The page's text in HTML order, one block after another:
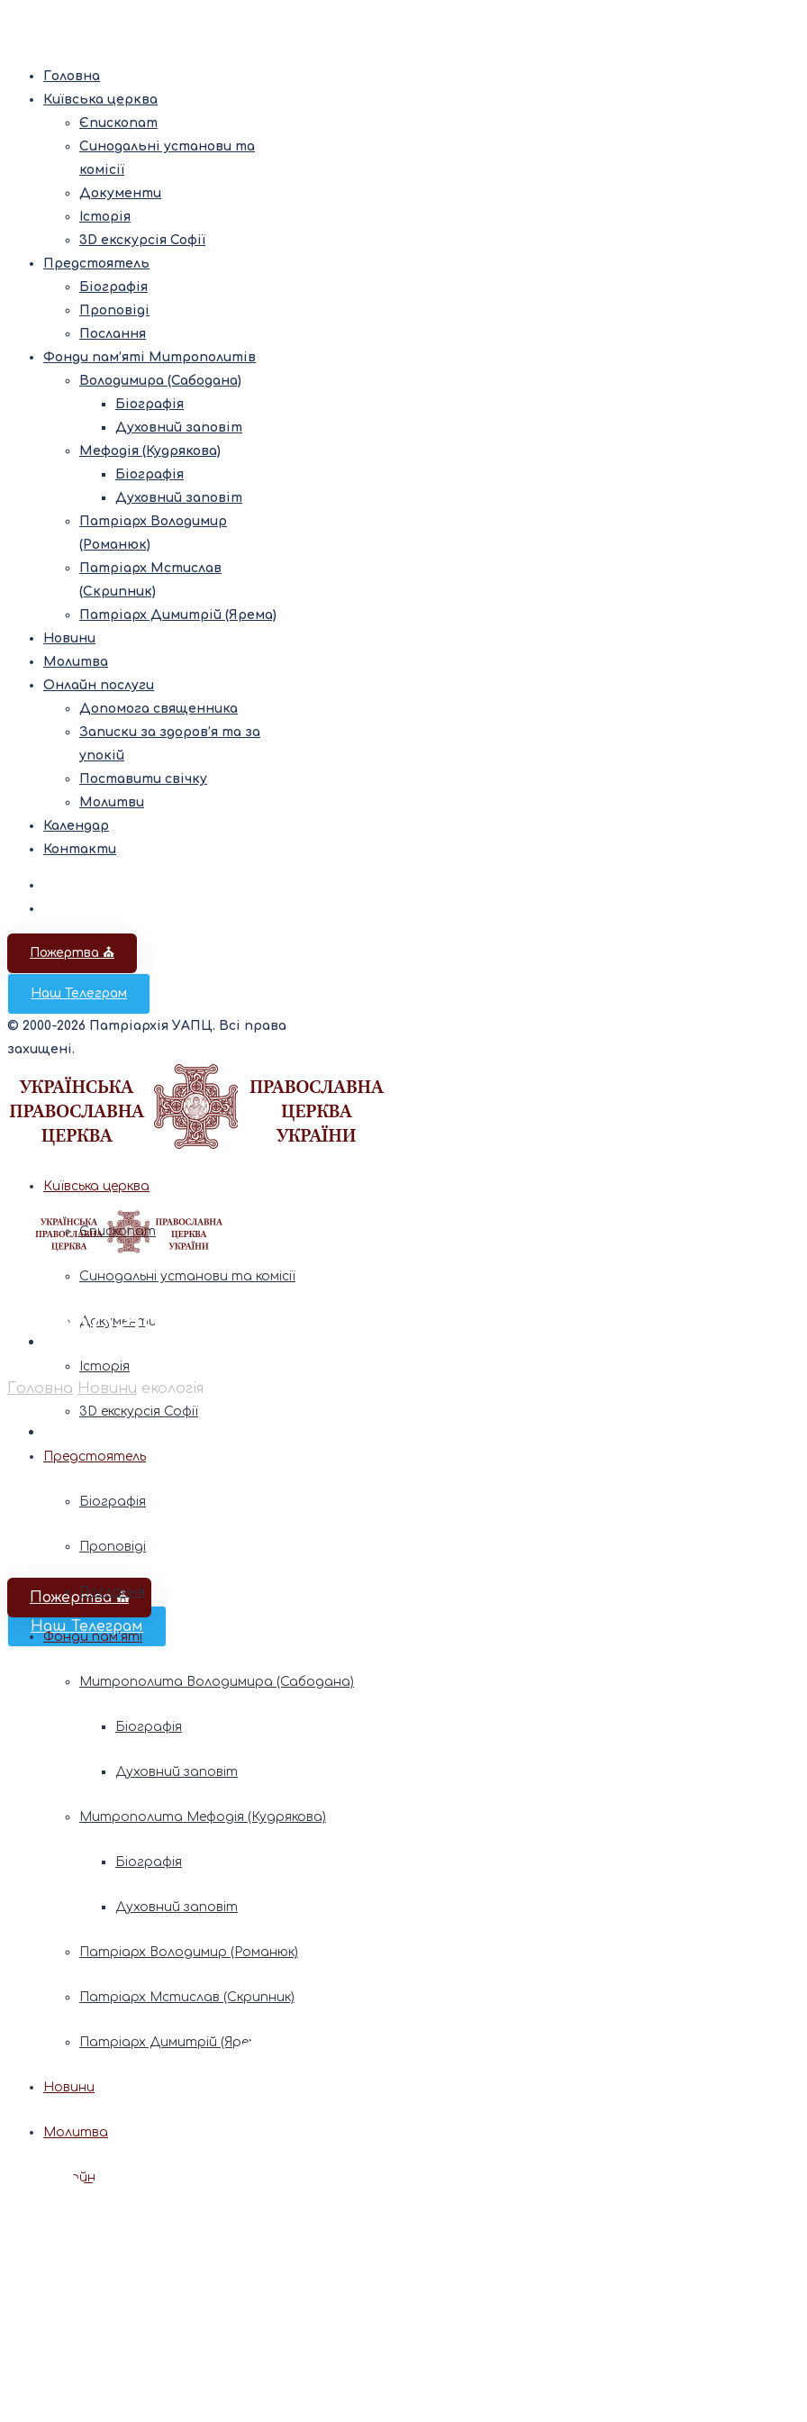
Головна
Київська церква
Єпископат
Синодальні установи та
комісії
Документи
Історія
3D екскурсія Софії
Предстоятель
Біографія
Проповіді
Послання
Фонди пам’яті Митрополитів
Володимира (Сабодана)
Біографія
Духовний заповіт
Мефодія (Кудрякова)
Біографія
Духовний заповіт
Патріарх Володимир
(Романюк)
Патріарх Мстислав
(Скрипник)
Патріарх Димитрій (Ярема)
Новини
Молитва
Онлайн послуги
Допомога священника
Записки за здоров’я та за
упокій
Поставити свічку
Молитви
Календар
Контакти
Пожертва ⛪️
Наш Телеграм
© 2000-2026 Патріархія УАПЦ. Всі права
захищені.
Наш Телеграм
Пожертва ⛪️
Київська церква
Єпископат
Синодальні установи та комісії
Документи
Історія
3D екскурсія Софії
Предстоятель
Біографія
Проповіді
Послання
Фонди пам’яті
Митрополита Володимира (Сабодана)
Біографія
Духовний заповіт
Митрополита Мефодія (Кудрякова)
Біографія
Духовний заповіт
Патріарх Володимир (Романюк)
Патріарх Мстислав (Скрипник)
Патріарх Димитрій (Ярема)
Новини
Молитва
Онлайн послуги
екологія
Головна Новини екологія